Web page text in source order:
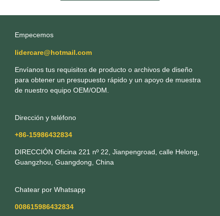
Empecemos
lidercare@hotmail.com
Envíanos tus requisitos de producto o archivos de diseño
para obtener un presupuesto rápido y un apoyo de muestra
de nuestro equipo OEM/ODM.
Dirección y teléfono
+86-15986432834
DIRECCIÓN Oficina 221 nº 22, Jianpengroad, calle Helong,
Guangzhou, Guangdong, China
Chatear por Whatsapp
008615986432834